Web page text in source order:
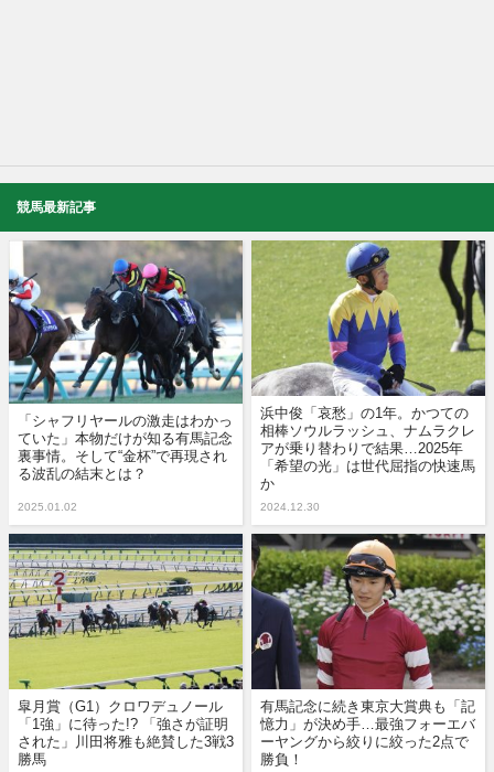
競馬最新記事
「シャフリヤールの激走はわかっ
ていた」本物だけが知る有馬記念
裏事情。そして“金杯”で再現され
る波乱の結末とは？
2025.01.02
浜中俊「哀愁」の1年。かつての
相棒ソウルラッシュ、ナムラクレ
アが乗り替わりで結果…2025年
「希望の光」は世代屈指の快速馬
か
2024.12.30
皐月賞（G1）クロワデュノール
「1強」に待った!? 「強さが証明
された」川田将雅も絶賛した3戦3
勝馬
有馬記念に続き東京大賞典も「記
憶力」が決め手…最強フォーエバ
ーヤングから絞りに絞った2点で
勝負！